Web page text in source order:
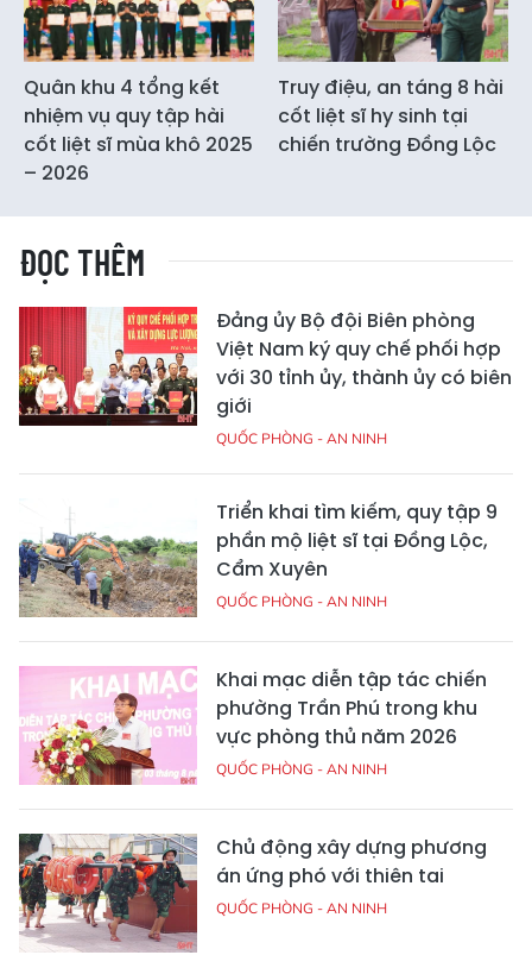
Quân khu 4 tổng kết
nhiệm vụ quy tập hài
cốt liệt sĩ mùa khô 2025
– 2026
Truy điệu, an táng 8 hài
cốt liệt sĩ hy sinh tại
chiến trường Đồng Lộc
ĐỌC THÊM
Đảng ủy Bộ đội Biên phòng
Việt Nam ký quy chế phối hợp
với 30 tỉnh ủy, thành ủy có biên
giới
QUỐC PHÒNG - AN NINH
Triển khai tìm kiếm, quy tập 9
phần mộ liệt sĩ tại Đồng Lộc,
Cẩm Xuyên
QUỐC PHÒNG - AN NINH
Khai mạc diễn tập tác chiến
phường Trần Phú trong khu
vực phòng thủ năm 2026
QUỐC PHÒNG - AN NINH
Chủ động xây dựng phương
án ứng phó với thiên tai
QUỐC PHÒNG - AN NINH